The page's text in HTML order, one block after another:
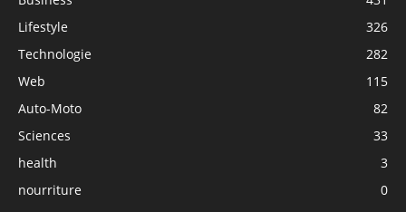
Lifestyle
326
Technologie
282
Web
115
Auto-Moto
82
Sciences
33
health
3
nourriture
0